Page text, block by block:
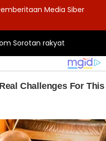
Media Siber
Sorotan rakyat